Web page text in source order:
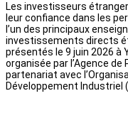
Les investisseurs
leur confiance dans les
l’un des principaux
investissements directs
présentés le 9 juin 2026 à
organisée par l’Agence
partenariat avec
Développement Industriel